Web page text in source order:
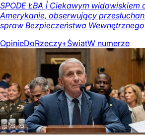
SPODE ŁBA | Ciekawym widowiskiem
Amerykanie, obserwujący
spraw Bezpieczeństwa Wewnętrznego
OpinieDoRzeczy+ŚwiatW numerze